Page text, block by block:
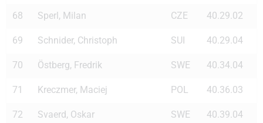
68 Sperl, Milan CZE 40.29.02
69 Schnider, Christoph SUI 40.29.04
70 Östberg, Fredrik SWE 40.34.04
71 Kreczmer, Maciej POL 40.36.03
72 Svaerd, Oskar SWE 40.39.04